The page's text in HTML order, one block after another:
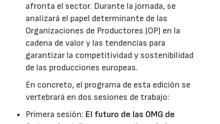
afronta el sector. Durante la jornada, se
analizará el papel determinante de las
Organizaciones de Productores (OP) en la
cadena de valor y las tendencias para
garantizar la competitividad y sostenibilidad
de las producciones europeas.
En concreto, el programa de esta edición se
vertebrará en dos sesiones de trabajo:
Primera sesión: El futuro de las OMG de